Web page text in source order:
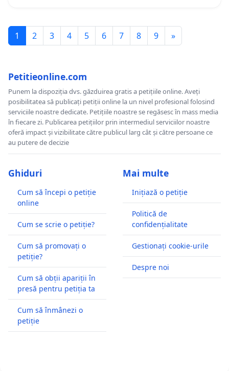
1 2 3 4 5 6 7 8 9 »
Petitieonline.com
Punem la dispoziția dvs. găzduirea gratis a petițiile online. Aveți
posibilitatea să publicați petiții online la un nivel profesional folosind
serviciile noastre dedicate. Petițiile noastre se regăsesc în mass media
în fiecare zi. Publicarea petițiilor prin intermediul serviciilor noastre
oferă impact și vizibilitate către publicul larg cât și către persoane ce
au putere de decizie
Ghiduri
Cum să începi o petiție
online
Cum se scrie o petiție?
Cum să promovați o
petiție?
Cum să obții apariții în
presă pentru petiția ta
Cum să înmânezi o
petiție
Mai multe
Inițiază o petiție
Politică de
confidențialitate
Gestionați cookie-urile
Despre noi